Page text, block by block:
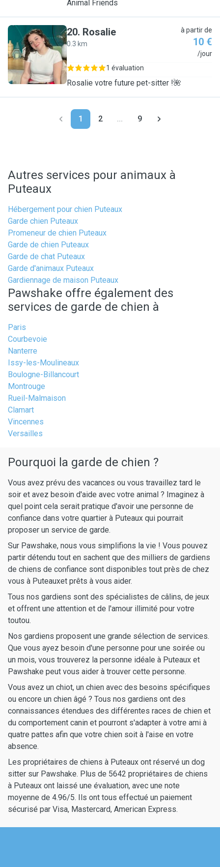
Animal Friends
R
20. Rosalie
0.3 km
à partir de
10 €
/jour
1 évaluation
Rosalie votre future pet-sitter !🌺
1 2 ... 9
Autres services pour animaux à
Puteaux
Hébergement pour chien Puteaux
Garde chien Puteaux
Promeneur de chien Puteaux
Garde de chien Puteaux
Garde de chat Puteaux
Garde d'animaux Puteaux
Gardiennage de maison Puteaux
Pawshake offre également des
services de garde de chien à
Paris
Courbevoie
Nanterre
Issy-les-Moulineaux
Boulogne-Billancourt
Montrouge
Rueil-Malmaison
Clamart
Vincennes
Versailles
Pourquoi la garde de chien ?
Vous avez prévu des vacances ou vous travaillez tard le
soir et avez besoin d'aide avec votre animal ? Imaginez à
quel point cela serait pratique d'avoir une personne de
confiance dans votre quartier à Puteaux qui pourrait
proposer un service de garde.
Sur Pawshake, nous vous simplifions la vie ! Vous pouvez
partir détendu tout en sachent que des milliers de gardiens
de chiens de confiance sont disponibles tout près de chez
vous à Puteauxet prêts à vous aider.
Tous nos gardiens sont des spécialistes de câlins, de jeux
et offrent une attention et de l'amour illimité pour votre
toutou.
Nos gardiens proposent une grande sélection de services.
Que vous ayez besoin d'une personne pour une soirée ou
un mois, vous trouverez la personne idéale à Puteaux et
Pawshake peut vous aider à trouver cette personne.
Vous avez un chiot, un chien avec des besoins spécifiques
ou encore un chien âgé ? Tous nos gardiens ont des
connaissances étendues des différentes races de chien et
du comportement canin et pourront s'adapter à votre ami à
quatre pattes afin que votre chien soit à l'aise en votre
absence.
Les propriétaires de chiens à Puteaux ont réservé un dog
sitter sur Pawshake. Plus de 5642 propriétaires de chiens
à Puteaux ont laissé une évaluation, avec une note
moyenne de 4.96/5. Ils ont tous effectué un paiement
sécurisé par Visa, Mastercard, American Express.